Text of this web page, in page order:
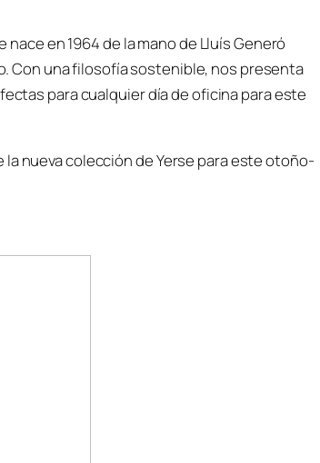
en 1964 de la mano de Lluís Generó
Con una filosofía sostenible, nos presenta
para cualquier día de oficina para este
nueva colección de Yerse para este otoño-